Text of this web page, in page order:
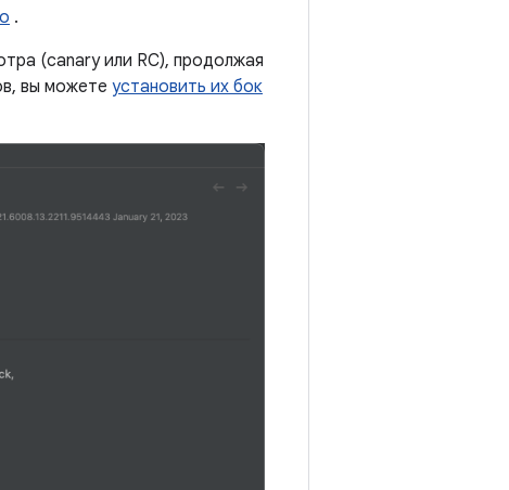
.
(canary или RC), продолжая
вы можете установить их бок